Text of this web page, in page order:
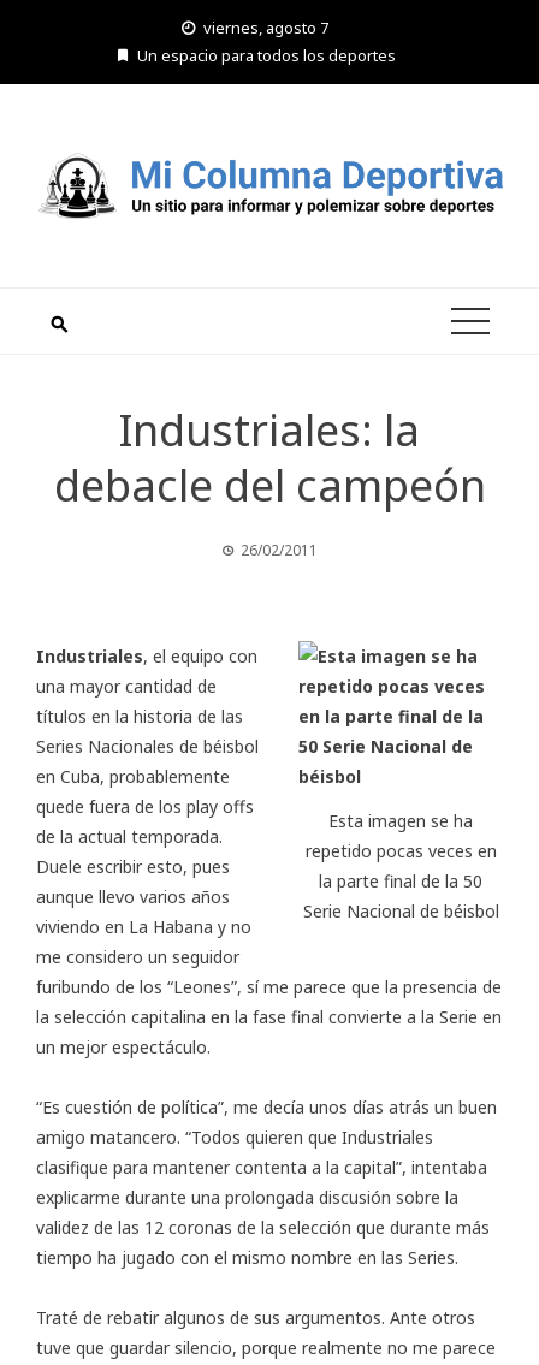
viernes, agosto 7
Un espacio para todos los deportes
Industriales: la
debacle del campeón
26/02/2011
Esta imagen se ha
repetido pocas veces en
la parte final de la 50
Serie Nacional de béisbol
Industriales, el equipo con
una mayor cantidad de
títulos en la historia de las
Series Nacionales de béisbol
en Cuba, probablemente
quede fuera de los play offs
de la actual temporada.
Duele escribir esto, pues
aunque llevo varios años
viviendo en La Habana y no
me considero un seguidor
furibundo de los “Leones”, sí me parece que la presencia de
la selección capitalina en la fase final convierte a la Serie en
un mejor espectáculo.
“Es cuestión de política”, me decía unos días atrás un buen
amigo matancero. “Todos quieren que Industriales
clasifique para mantener contenta a la capital”, intentaba
explicarme durante una prolongada discusión sobre la
validez de las 12 coronas de la selección que durante más
tiempo ha jugado con el mismo nombre en las Series.
Traté de rebatir algunos de sus argumentos. Ante otros
tuve que guardar silencio, porque realmente no me parece